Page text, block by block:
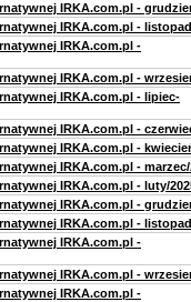
IRKA.com.pl -
IRKA.com.pl -
IRKA.com.pl -
IRKA.com.pl -
IRKA.com.pl - lipiec-
IRKA.com.pl -
IRKA.com.pl -
IRKA.com.pl - marzec/
IRKA.com.pl - luty/
IRKA.com.pl -
IRKA.com.pl -
IRKA.com.pl -
IRKA.com.pl -
IRKA.com.pl -